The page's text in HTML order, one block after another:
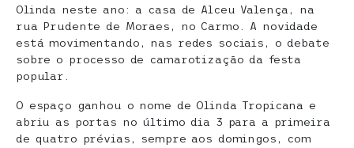
Olinda neste ano: a casa de Alceu Valença, na
rua Prudente de Moraes, no Carmo. A novidade
está movimentando, nas redes sociais, o debate
sobre o processo de camarotização da festa
popular.
O espaço ganhou o nome de Olinda Tropicana e
abriu as portas no último dia 3 para a primeira
de quatro prévias, sempre aos domingos, com